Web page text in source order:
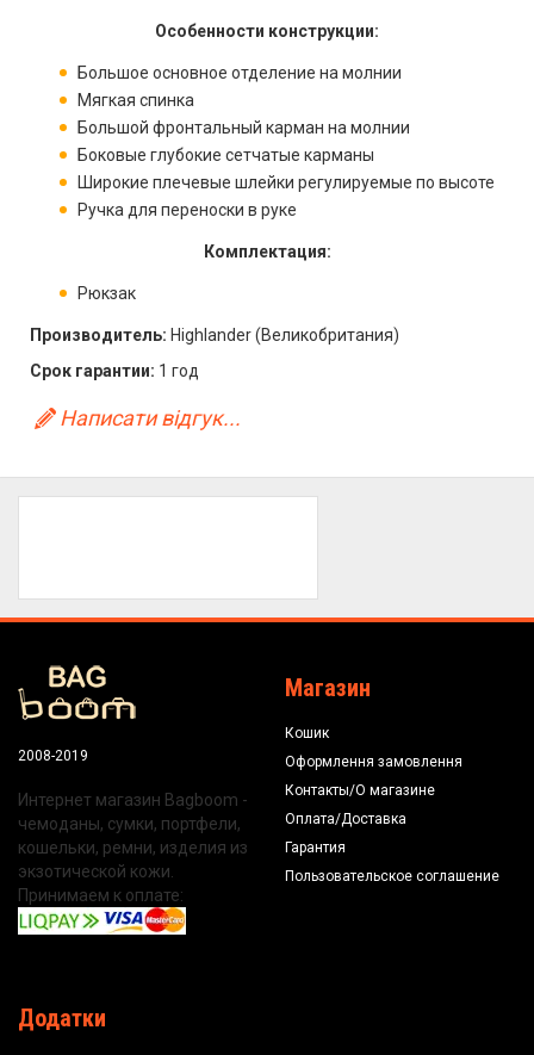
Особенности конструкции:
Большое основное отделение на молнии
Мягкая спинка
Большой фронтальный карман на молнии
Боковые глубокие сетчатые карманы
Широкие плечевые шлейки регулируемые по высоте
Ручка для переноски в руке
Комплектация:
Рюкзак
Производитель: Highlander (Великобритания)
Срок гарантии: 1 год
Написати відгук...
2008-2019
Интернет магазин Bagboom -
чемоданы, сумки, портфели,
кошельки, ремни, изделия из
экзотической кожи.
Принимаем к оплате:
Магазин
Кошик
Оформлення замовлення
Контакты/О магазине
Оплата/Доставка
Гарантия
Пользовательское соглашение
Додатки